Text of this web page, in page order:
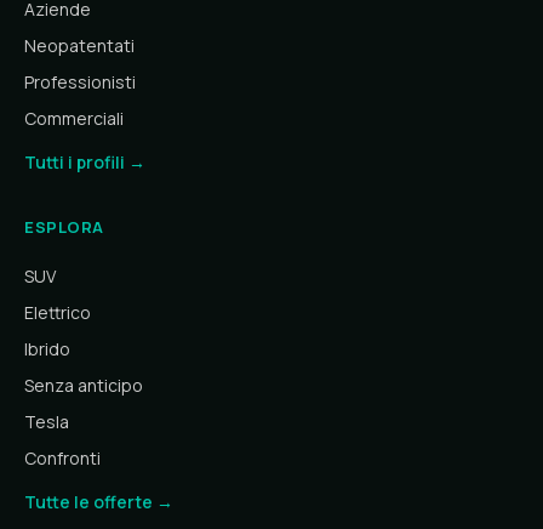
Aziende
Neopatentati
Professionisti
Commerciali
Tutti i profili →
ESPLORA
SUV
Elettrico
Ibrido
Senza anticipo
Tesla
Confronti
Tutte le offerte →